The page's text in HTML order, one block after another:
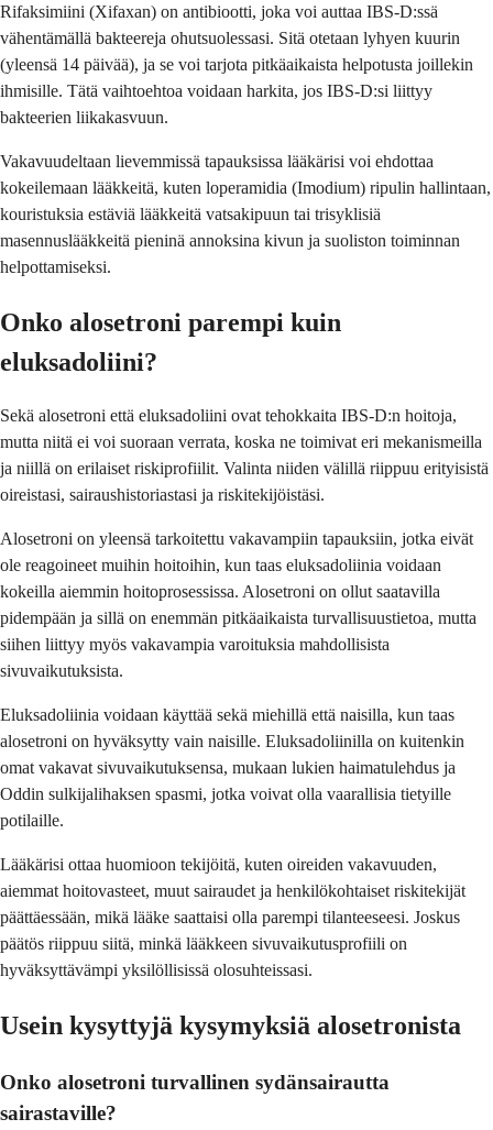
Rifaksimiini (Xifaxan) on antibiootti, joka voi auttaa IBS-D:ssä
vähentämällä bakteereja ohutsuolessasi. Sitä otetaan lyhyen kuurin
(yleensä 14 päivää), ja se voi tarjota pitkäaikaista helpotusta joillekin
ihmisille. Tätä vaihtoehtoa voidaan harkita, jos IBS-D:si liittyy
bakteerien liikakasvuun.
Vakavuudeltaan lievemmissä tapauksissa lääkärisi voi ehdottaa
kokeilemaan lääkkeitä, kuten loperamidia (Imodium) ripulin hallintaan,
kouristuksia estäviä lääkkeitä vatsakipuun tai trisyklisiä
masennuslääkkeitä pieninä annoksina kivun ja suoliston toiminnan
helpottamiseksi.
Onko alosetroni parempi kuin
eluksadoliini?
Sekä alosetroni että eluksadoliini ovat tehokkaita IBS-D:n hoitoja,
mutta niitä ei voi suoraan verrata, koska ne toimivat eri mekanismeilla
ja niillä on erilaiset riskiprofiilit. Valinta niiden välillä riippuu erityisistä
oireistasi, sairaushistoriastasi ja riskitekijöistäsi.
Alosetroni on yleensä tarkoitettu vakavampiin tapauksiin, jotka eivät
ole reagoineet muihin hoitoihin, kun taas eluksadoliinia voidaan
kokeilla aiemmin hoitoprosessissa. Alosetroni on ollut saatavilla
pidempään ja sillä on enemmän pitkäaikaista turvallisuustietoa, mutta
siihen liittyy myös vakavampia varoituksia mahdollisista
sivuvaikutuksista.
Eluksadoliinia voidaan käyttää sekä miehillä että naisilla, kun taas
alosetroni on hyväksytty vain naisille. Eluksadoliinilla on kuitenkin
omat vakavat sivuvaikutuksensa, mukaan lukien haimatulehdus ja
Oddin sulkijalihaksen spasmi, jotka voivat olla vaarallisia tietyille
potilaille.
Lääkärisi ottaa huomioon tekijöitä, kuten oireiden vakavuuden,
aiemmat hoitovasteet, muut sairaudet ja henkilökohtaiset riskitekijät
päättäessään, mikä lääke saattaisi olla parempi tilanteeseesi. Joskus
päätös riippuu siitä, minkä lääkkeen sivuvaikutusprofiili on
hyväksyttävämpi yksilöllisissä olosuhteissasi.
Usein kysyttyjä kysymyksiä alosetronista
Onko alosetroni turvallinen sydänsairautta
sairastaville?